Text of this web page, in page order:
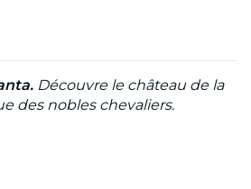
Découvre le château de la
des nobles chevaliers.